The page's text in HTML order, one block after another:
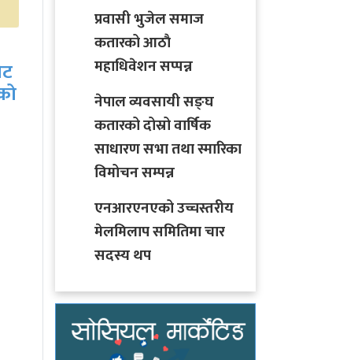
कोभिड–१९ को जोखिम
निरन्तर बढ्दै : डब्ल्यूएचओ
प्रवासी भुजेल समाज
कतारको आठाै
महाधिवेशन सप्पन्न
नेपाल व्यवसायी सङ्घ
कतारको दोस्रो वार्षिक
साधारण सभा तथा स्मारिका
विमोचन सम्पन्न
एनआरएनएको उच्चस्तरीय
मेलमिलाप समितिमा चार
सदस्य थप